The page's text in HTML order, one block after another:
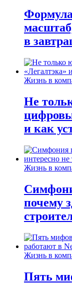
в
Жизнь в
Не
и как
Жизнь в
почему
Жизнь в
Пять